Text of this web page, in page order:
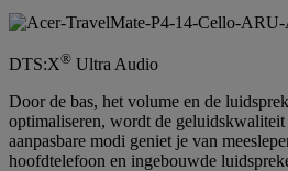
DTS:X® Ultra Audio
Door de bas, het volume en de
optimaliseren, wordt de geluidskwaliteit
aanpasbare modi geniet je van
hoofdtelefoon en ingebouwde